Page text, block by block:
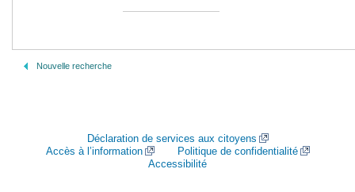
Nouvelle recherche
Déclaration de services aux citoyens
Accès à l’information
Politique de confidentialité
Accessibilité